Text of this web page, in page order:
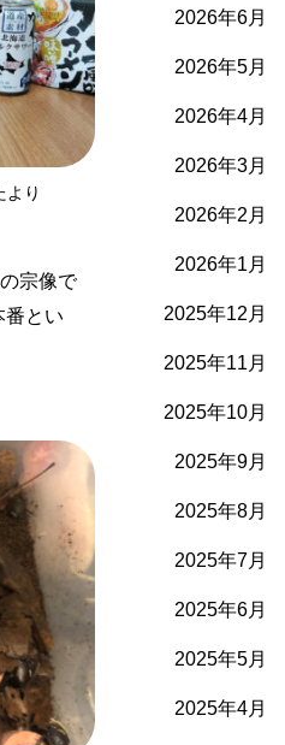
より
宗像で
とい
2026年6月
2026年5月
2026年4月
2026年3月
2026年2月
2026年1月
2025年12月
2025年11月
2025年10月
2025年9月
2025年8月
2025年7月
2025年6月
2025年5月
2025年4月